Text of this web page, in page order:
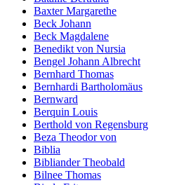
Baxter Margarethe
Beck Johann
Beck Magdalene
Benedikt von Nursia
Bengel Johann Albrecht
Bernhard Thomas
Bernhardi Bartholomäus
Bernward
Berquin Louis
Berthold von Regensburg
Beza Theodor von
Biblia
Bibliander Theobald
Bilnee Thomas